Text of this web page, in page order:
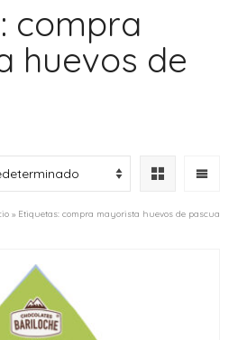
compra
huevos de
» Etiquetas: compra mayorista huevos de pascua